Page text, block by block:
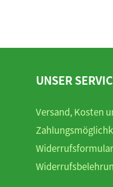
UNSER
Versand, Kosten
Widerrufsformular